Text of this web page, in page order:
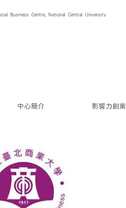
Business Centre, National Central University
中心簡介 影響力創